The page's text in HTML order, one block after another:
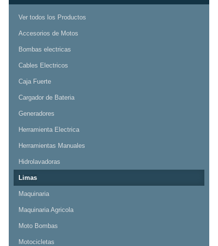
Ver todos los Productos
Accesorios de Motos
Bombas electricas
Cables Electricos
Caja Fuerte
Cargador de Bateria
Generadores
Herramienta Electrica
Herramientas Manuales
Hidrolavadoras
Limas
Maquinaria
Maquinaria Agricola
Moto Bombas
Motocicletas